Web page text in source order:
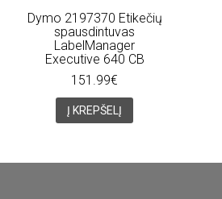
Dymo 2197370 Etikečių
spausdintuvas
LabelManager
Executive 640 CB
151.99€
Į KREPŠELĮ